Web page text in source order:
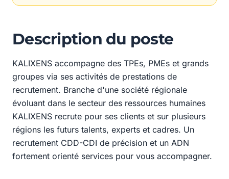
Description du poste
KALIXENS accompagne des TPEs, PMEs et grands
groupes via ses activités de prestations de
recrutement. Branche d'une société régionale
évoluant dans le secteur des ressources humaines
KALIXENS recrute pour ses clients et sur plusieurs
régions les futurs talents, experts et cadres. Un
recrutement CDD-CDI de précision et un ADN
fortement orienté services pour vous accompagner.